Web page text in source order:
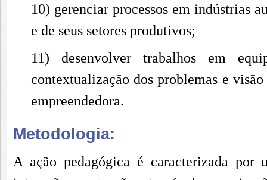
10) gerenciar processos em indústrias
e de seus setores produtivos;
11) desenvolver trabalhos em
contextualização dos problemas e
empreendedora.
Metodologia:
A ação pedagógica é caracterizada por